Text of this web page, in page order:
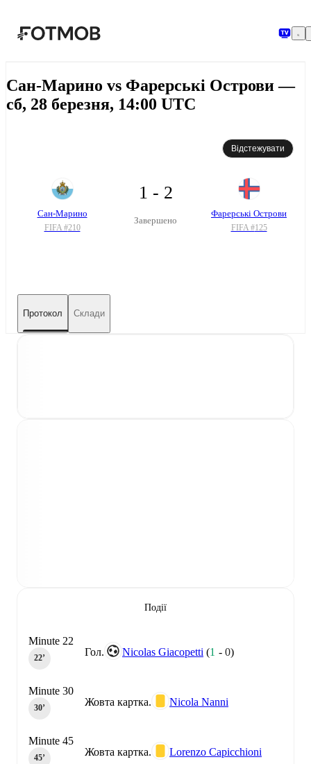
Сан-Марино vs Фарерські Острови —
сб, 28 березня, 14:00 UTC
Відстежувати
Сан-Марино
FIFA #210
1 - 2
Завершено
Фарерські Острови
FIFA #125
Протокол Склади
Події
Гол. Nicolas Giacopetti (1 -0)
Minute 22
22‎’‎
Жовта картка. Nicola Nanni
Minute 30
30‎’‎
Жовта картка. Lorenzo Capicchioni
Minute 45
45‎’‎